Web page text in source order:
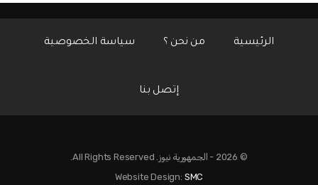
الرئيسية من نحن ؟ سياسة الخصوصية
إتصل بنا
© 2026 - الجمهورية نيوز. All Rights Reserved.
Website Design: SMC